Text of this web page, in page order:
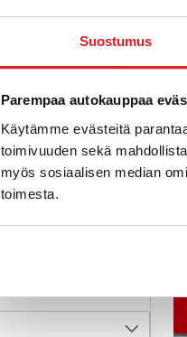
Suostumus
Parempaa autokauppaa
Käytämme evästeitä
toimivuuden sekä
myös sosiaalisen median
toimesta.
KK-erä
MAX